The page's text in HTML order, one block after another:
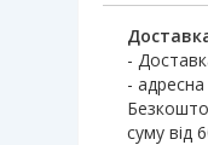
-
-
суму від